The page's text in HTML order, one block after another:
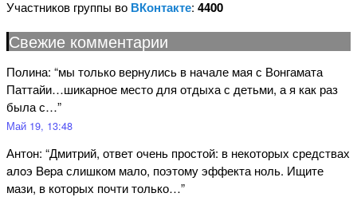
Участников группы во ВКонтакте: 4400
Свежие комментарии
Полина: “мы только вернулись в начале мая с Вонгамата
Паттайи…шикарное место для отдыха с детьми, а я как раз
была с…”
Май 19, 13:48
Антон: “Дмитрий, ответ очень простой: в некоторых средствах
aлoэ Bepa слишком мало, поэтому эффекта ноль. Ищите
мази, в которых почти только…”